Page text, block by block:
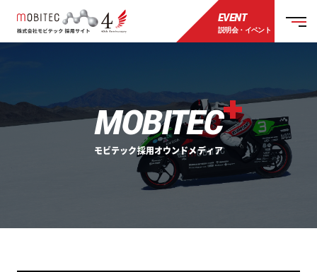
EVENT
説明会・イベント
MOBITEC
モビテック採用オウンドメディア